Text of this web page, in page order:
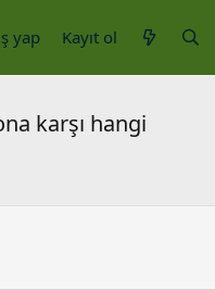
yap Kayıt ol
karşı hangi